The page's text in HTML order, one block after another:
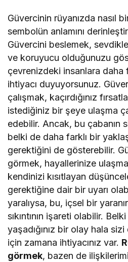
Güvercinin rüyanızda nasıl
sembolün anlamını
Güvercini beslemek,
ve koruyucu olduğunuzu
çevrenizdeki insanlara
ihtiyacı duyuyorsunuz.
çalışmak, kaçırdığınız
istediğiniz bir şeye ulaşma
edebilir. Ancak, bu çabanın
belki de daha farklı bir
gerektiğini de gösterebilir.
görmek, hayallerinize
kendinizi kısıtlayan
gerektiğine dair bir uyarı
yaralıysa, bu, içsel bir
sıkıntının işareti olabilir.
yaşadığınız bir olay hala
için zamana ihtiyacınız var.
görmek, bazen de